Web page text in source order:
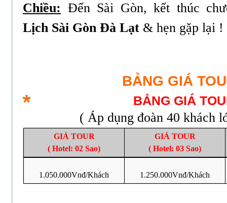
Chiều: Đến Sài Gòn, kết thúc
Lịch Sài Gòn Đà Lạt & hẹn gặp lại !
BẢNG GIÁ
BẢNG GIÁ
( Áp dụng đoàn 40 khách
GIÁ TOUR
( Hotel: 02 Sao)
GIÁ TOUR
( Hotel: 03 Sao)
1.050.000Vnđ/Khách 1.250.000Vnđ/Khách